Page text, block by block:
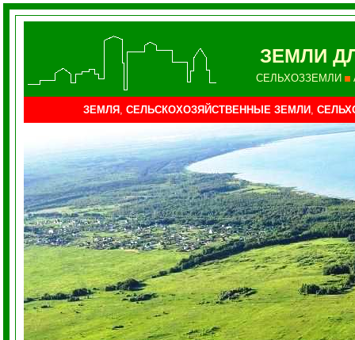
ЗЕМЛИ
СЕЛЬХОЗЗЕМЛИ
ЗЕМЛЯ , СЕЛЬСКОХОЗЯЙСТВЕННЫЕ ЗЕМЛИ ,